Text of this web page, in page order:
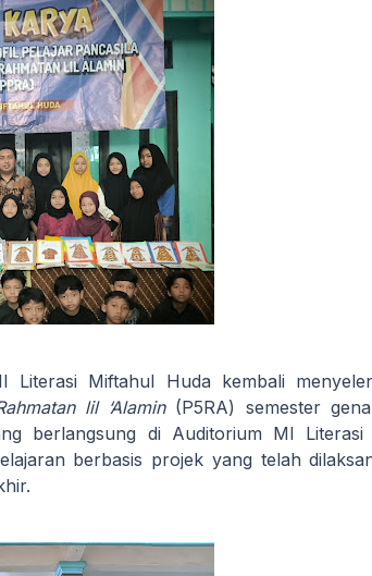
Literasi Miftahul Huda kembali
lil ‘Alamin(P5RA) semester
berlangsung di Auditorium MI
berbasis projek yang telah